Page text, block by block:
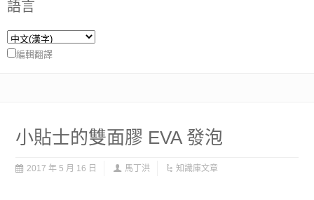
語言
編輯翻譯
小貼士的雙面膠 EVA 發泡
2017 年 5 月 16 日 馬丁洪 知識庫文章